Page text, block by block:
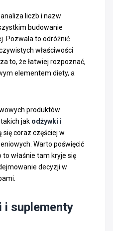
liczb i nazw
budowanie
Pozwala to odróżnić
właściwości
to, że łatwiej rozpoznać,
elementem diety, a
produktów
jak odżywki i
się coraz częściej w
Warto poświęcić
właśnie tam kryje się
decyzji w
suplementy